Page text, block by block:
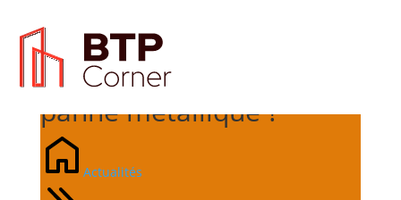
Quel est le prix d’une
panne métallique ?
Actualités